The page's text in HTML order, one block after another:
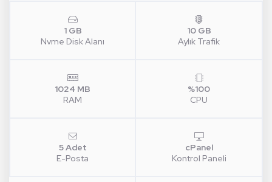
1 GB
Nvme Disk Alanı
10 GB
Aylık Trafik
1024 MB
RAM
%100
CPU
5 Adet
E-Posta
cPanel
Kontrol Paneli